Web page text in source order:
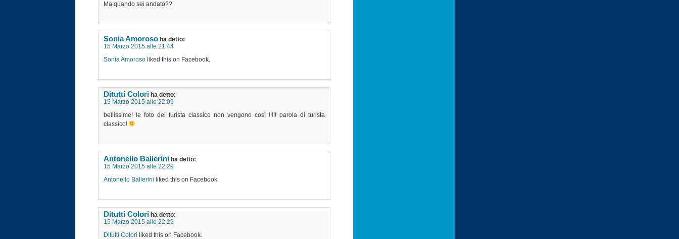
Ma quando sei andato??
Sonia Amoroso ha detto:
15 Marzo 2015 alle 21:44
Sonia Amorosoliked this on Facebook.
Ditutti Colori ha detto:
15 Marzo 2015 alle 22:09
bellissime! le foto del turista classico non vengono così !!!!! parola di turista
classico!
Antonello Ballerini ha detto:
15 Marzo 2015 alle 22:29
Antonello Ballerini liked this on Facebook.
Ditutti Colori ha detto:
15 Marzo 2015 alle 22:29
Ditutti Colori liked this on Facebook.